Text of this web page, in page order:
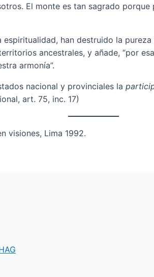
El monte es tan sagrado
han destruido la
ancestrales, y añade, “por
armonía”.
nacional y provinciales la
art. 75, inc. 17)
visiones, Lima 1992.